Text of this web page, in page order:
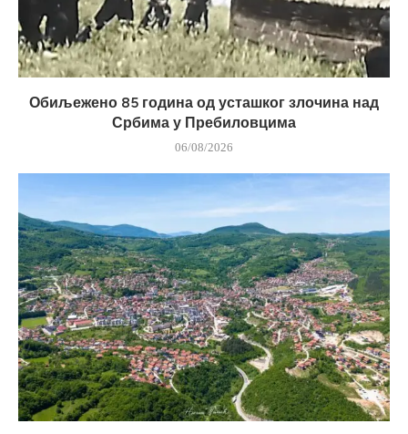
Обиљежено 85 година од усташког злочина над
Србима у Пребиловцима
06/08/2026